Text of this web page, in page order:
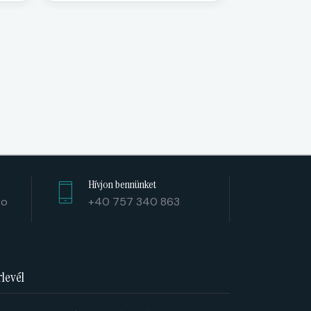
Hívjon bennünket
+40 757 340 863